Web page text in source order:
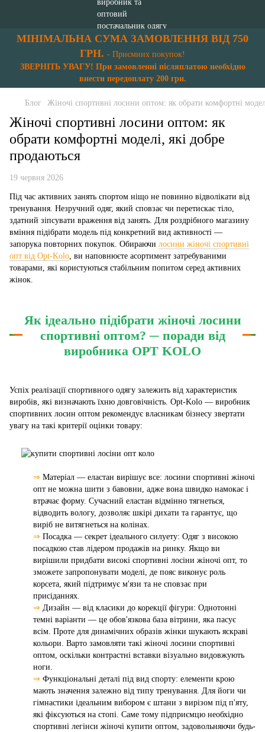
МІНІМАЛЬНА СУМА ЗАМОВЛЕННЯ ВІД 750
ГРН. - Приємних покупок!
ЗВЕРНІТЬ УВАГУ! При замовленні післяплатою необхідно
внести передоплату 200 грн.
Блог Жіночі спортивні лосини оптом: як обрати комфортні
Жіночі спортивні лосини оптом: як
обрати комфортні моделі, які добре
продаються
19 червня 2026
Під час активних занять спортом ніщо не повинно відволікати від
тренування. Незручний одяг, який сповзає чи перетискає тіло,
здатний зіпсувати враження від занять. Для роздрібного магазину
вміння підібрати модель під конкретний вид активності —
запорука повторних покупок. Обираючи лосини жіночі спортивні
опт від Opt-Kolo, ви наповнюєте асортимент затребуваними
товарами, які користуються стабільним попитом серед активних
жінок.
Як ідеально підібрати жіночі лосини
спортивні оптом? ─ поради від
виробника OPT KOLO
Успіх реалізації спортивного одягу залежить від характеристик
виробів, які визначають їхню довговічність. Opt-Kolo — виробник
спортивних лосин оптом рекомендує власникам бізнесу звертати
увагу на такі критерії оцінки товару:
⇒ Матеріал — еластан вирішує все: лосини спортивні жіночі
опт не можна шити з бавовни, адже вона швидко намокає і
втрачає форму. Сучасний еластан відмінно тягнеться,
відводить вологу, дозволяє шкірі дихати та гарантує, що
виріб не витягнеться на колінах.
⇒ Посадка — секрет ідеального силуету: Одяг з високою
посадкою став лідером продажів на ринку. Якщо ви
вирішили придбати високі спортивні лосіни жіночі опт, то
зможете запропонувати моделі, де пояс виконує роль
корсета, який підтримує м'язи та не сповзає при
присіданнях.
⇒ Дизайн — від класики до корекції фігури: Однотонні
темні варіанти — це обов'язкова база вітрини, яка пасує
всім. Проте для динамічних образів жінки шукають яскраві
кольори. Варто замовляти такі жіночі лосини спортивні
оптом, оскільки контрастні вставки візуально видовжують
ноги.
⇒ Функціональні деталі під вид спорту: елементи крою
мають значення залежно від типу тренування. Для йоги чи
гімнастики ідеальним вибором є штани з вирізом під п'яту,
які фіксуються на стопі. Саме тому підприємцю необхідно
спортивні легінси жіночі купити оптом, задовольняючи будь-